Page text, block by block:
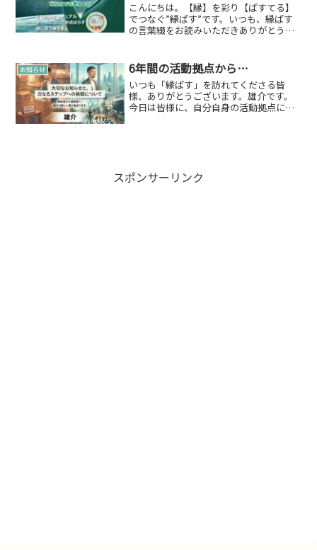
こんにちは。【縁】を彩り【ぱすてる】
でつなぐ”縁ぱす”です。いつも、縁ぱす
の言葉綴をお読みいただきありがとうご
す♪テーマは【スピリチュアルに目覚め
たきっ...
お知らせ 6年間の活動拠点から…
いつも「縁ぱす」を訪れてくださる皆
様、ありがとうございます。雄介です。
今日は皆様に、自分自身の活動拠点に関
スポンサーリンク